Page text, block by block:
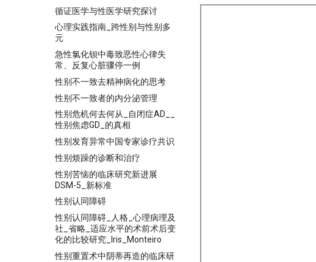
循证医学与性医学研究探讨
心理实践指南_跨性别与性别多
元
急性氯化钡中毒致恶性心律失
常、反复心脏骤停一例
性别不一致去精神病化的思考
性别不一致者的内分泌管理
性别危机何去何从_自闭症AD__
性别焦虑GD_的真相
性别发育异常中国专家诊疗共识
性别烦躁的诊断和治疗
性别苦恼的临床研究新进展
DSM-5_新标准
性别认同障碍
性别认同障碍_人格_心理病理及
社_省略_适应水平的术前术后变
化的比较研究_Iris_Monteiro
性别重置术中阴蒂再造的临床研